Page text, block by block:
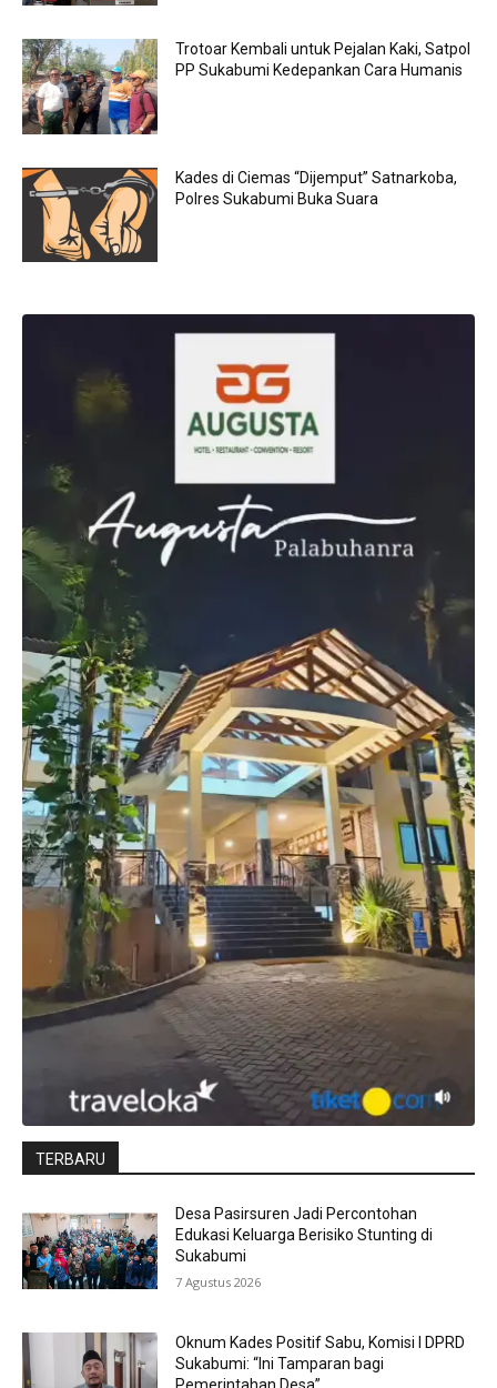
Trotoar Kembali untuk Pejalan Kaki, Satpol
PP Sukabumi Kedepankan Cara Humanis
Kades di Ciemas “Dijemput” Satnarkoba,
Polres Sukabumi Buka Suara
TERBARU
Desa Pasirsuren Jadi Percontohan
Edukasi Keluarga Berisiko Stunting di
Sukabumi
7 Agustus 2026
Oknum Kades Positif Sabu, Komisi I DPRD
Sukabumi: “Ini Tamparan bagi